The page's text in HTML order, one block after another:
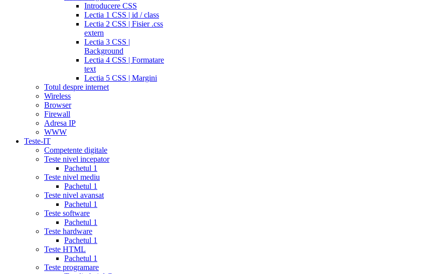
Introducere CSS
Lectia 1 CSS | id / class
Lectia 2 CSS | Fisier .css
extern
Lectia 3 CSS |
Background
Lectia 4 CSS | Formatare
text
Lectia 5 CSS | Margini
Totul despre internet
Wireless
Browser
Firewall
Adresa IP
WWW
Teste-IT
Competente digitale
Teste nivel incepator
Pachetul 1
Teste nivel mediu
Pachetul 1
Teste nivel avansat
Pachetul 1
Teste software
Pachetul 1
Teste hardware
Pachetul 1
Teste HTML
Pachetul 1
Teste programare